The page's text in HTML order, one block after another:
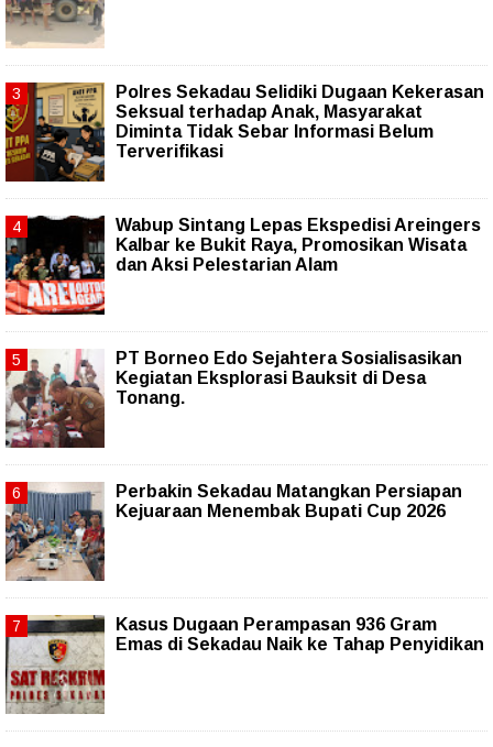
Polres Sekadau Selidiki Dugaan Kekerasan
Seksual terhadap Anak, Masyarakat
Diminta Tidak Sebar Informasi Belum
Terverifikasi
Wabup Sintang Lepas Ekspedisi Areingers
Kalbar ke Bukit Raya, Promosikan Wisata
dan Aksi Pelestarian Alam
PT Borneo Edo Sejahtera Sosialisasikan
Kegiatan Eksplorasi Bauksit di Desa
Tonang.
Perbakin Sekadau Matangkan Persiapan
Kejuaraan Menembak Bupati Cup 2026
Kasus Dugaan Perampasan 936 Gram
Emas di Sekadau Naik ke Tahap Penyidikan